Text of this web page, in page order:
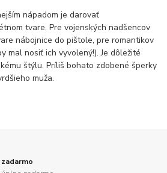
nápadom je darovať
tvare. Pre vojenských nadšencov
nábojnice do pištole, pre romantikov
mal nosiť ich vyvolený!). Je dôležité
štýlu. Príliš bohato zdobené šperky
muža.